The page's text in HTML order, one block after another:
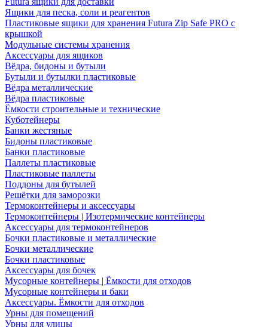
Ящики для песка, соли и реагентов
Пластиковые ящики для хранения Futura Zip Safe PRO с
крышкой
Модульные системы хранения
Аксессуары для ящиков
Вёдра, бидоны и бутыли
Бутыли и бутылки пластиковые
Вёдра металлические
Вёдра пластиковые
Ёмкости строительные и технические
Куботейнеры
Банки жестяные
Бидоны пластиковые
Банки пластиковые
Паллеты пластиковые
Пластиковые паллеты
Поддоны для бутылей
Решётки для заморозки
Термоконтейнеры и аксессуары
Термоконтейнеры | Изотермические контейнеры
Аксессуары для термоконтейнеров
Бочки пластиковые и металлические
Бочки металлические
Бочки пластиковые
Аксессуары для бочек
Мусорные контейнеры | Ёмкости для отходов
Мусорные контейнеры и баки
Аксессуары. Ёмкости для отходов
Урны для помещений
Урны для улицы